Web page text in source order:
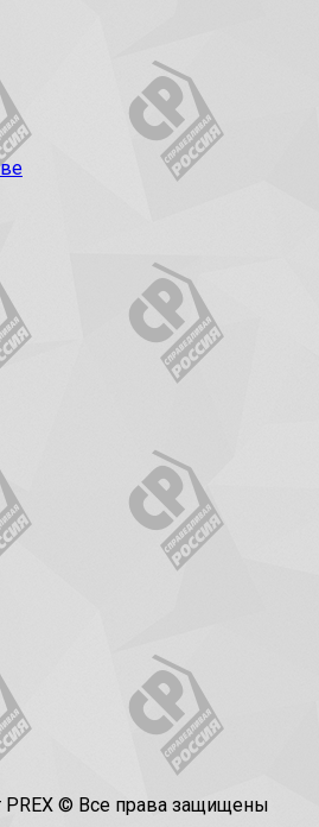
PREX © Все права защищены